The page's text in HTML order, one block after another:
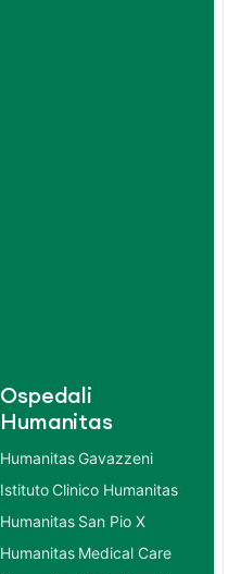
Ospedali
Humanitas
Humanitas Gavazzeni
Istituto Clinico Humanitas
Humanitas San Pio X
Humanitas Medical Care